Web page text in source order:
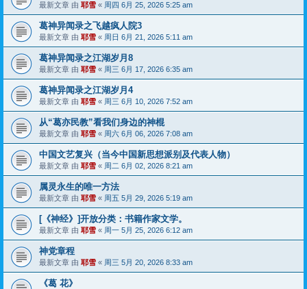
最新文章 由 耶雪 « 周四 6月 25, 2026 5:25 am
葛神异闻录之飞越疯人院3
最新文章 由 耶雪 « 周日 6月 21, 2026 5:11 am
葛神异闻录之江湖岁月8
最新文章 由 耶雪 « 周三 6月 17, 2026 6:35 am
葛神异闻录之江湖岁月4
最新文章 由 耶雪 « 周三 6月 10, 2026 7:52 am
从“葛亦民教”看我们身边的神棍
最新文章 由 耶雪 « 周六 6月 06, 2026 7:08 am
中国文艺复兴（当今中国新思想派别及代表人物）
最新文章 由 耶雪 « 周二 6月 02, 2026 8:21 am
属灵永生的唯一方法
最新文章 由 耶雪 « 周五 5月 29, 2026 5:19 am
[《神经》]开放分类：书籍作家文学。
最新文章 由 耶雪 « 周一 5月 25, 2026 6:12 am
神党章程
最新文章 由 耶雪 « 周三 5月 20, 2026 8:33 am
《葛 花》